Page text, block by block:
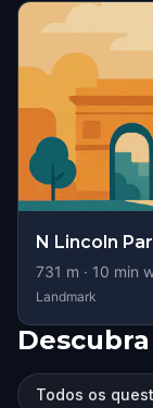
N Lincoln
731 m · 10 min
Landmark
Todos os